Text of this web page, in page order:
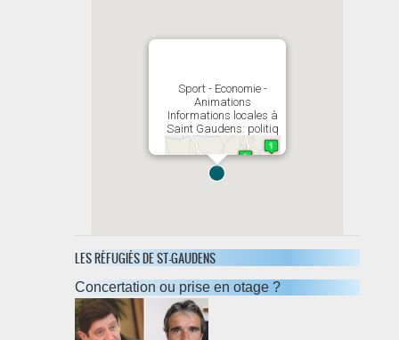
Sport - Economie -
Animations
Informations locales à
Saint Gaudens: politiq
31800 saint-gaudens
0562001779
LES RÉFUGIÉS DE ST-GAUDENS
Concertation ou prise en otage ?